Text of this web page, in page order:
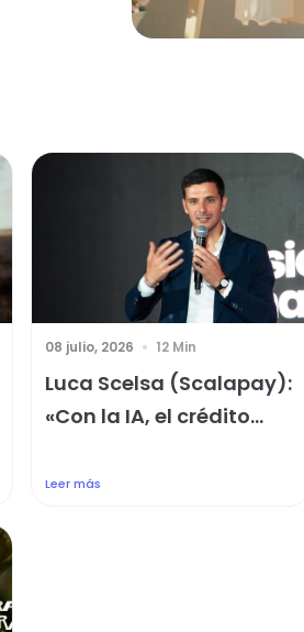
08 julio, 2026 12 Min
Luca Scelsa (Scalapay):
«Con la IA, el crédito...
Leer más